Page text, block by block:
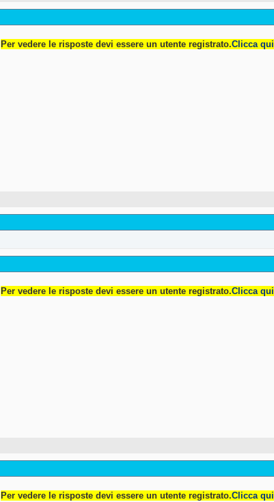
Per vedere le risposte devi essere un utente registrato.Clicca qui
Per vedere le risposte devi essere un utente registrato.Clicca qui
Per vedere le risposte devi essere un utente registrato.Clicca qui